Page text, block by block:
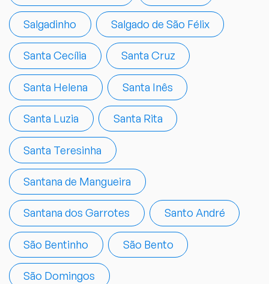
Salgadinho Salgado de São Félix
Santa Cecília Santa Cruz
Santa Helena Santa Inês
Santa Luzia Santa Rita
Santa Teresinha
Santana de Mangueira
Santana dos Garrotes Santo André
São Bentinho São Bento
São Domingos